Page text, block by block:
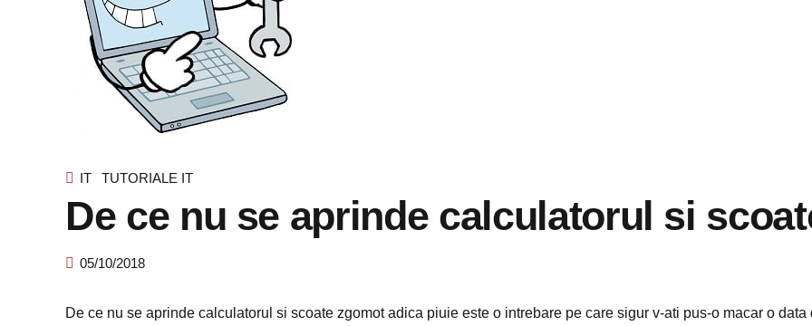
IT TUTORIALE IT
De ce nu se aprinde calculatorul si
05/10/2018
De ce nu se aprinde calculatorul si scoate zgomot adica piuie este o intrebare pe care sigur v-ati pus-o macar o